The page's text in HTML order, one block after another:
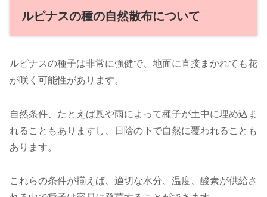
ルピナスの種の自然散布について
ルピナスの種子は非常に強健で、地面に直接まかれても花
が咲く可能性があります。
自然条件、たとえば風や雨によって種子が土中に埋め込ま
れることもありますし、日陰の下で自然に覆われることも
あります。
これらの条件が揃えば、適切な水分、温度、酸素が供給さ